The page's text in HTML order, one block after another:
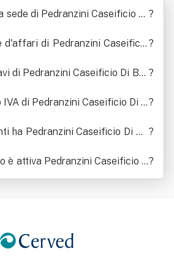
sede di Pedranzini Caseificio Di ?
d'affari di Pedranzini Caseificio ?
di Pedranzini Caseificio Di Bor ?
IVA di Pedranzini Caseificio Di B?
ha Pedranzini Caseificio Di Bo ?
è attiva Pedranzini Caseificio D?